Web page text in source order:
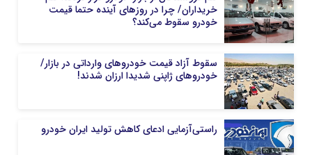
خریداران/ چرا در روزهای آینده حتما قیمت
خودرو سقوط می‌کند؟
سقوط آزاد قیمت خودروهای وارداتی در بازار/
خودروهای ژاپنی شدیدا ارزان شدند!
راستی‌آزمایی ادعای کاهش تولید ایران خودرو